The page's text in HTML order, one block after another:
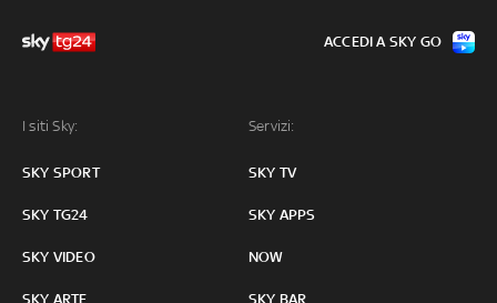
I siti Sky:
SKY SPORT
SKY TG24
SKY VIDEO
SKY ARTE
Servizi:
SKY TV
SKY APPS
NOW
SKY BAR
ACCEDI A SKY GO